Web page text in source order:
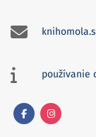
používanie